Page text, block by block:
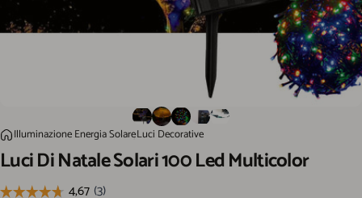
HomeIlluminazione Energia SolareLuci Decorative
Luci Di Natale Solari 100 Led Multicolor
LuciDiNataleSolari100LedMulticolor